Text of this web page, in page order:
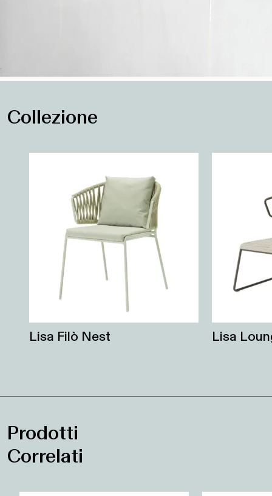
Collezione
Lisa Filò Nest Lisa
Prodotti
Correlati